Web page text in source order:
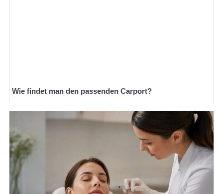
Wie findet man den passenden Carport?